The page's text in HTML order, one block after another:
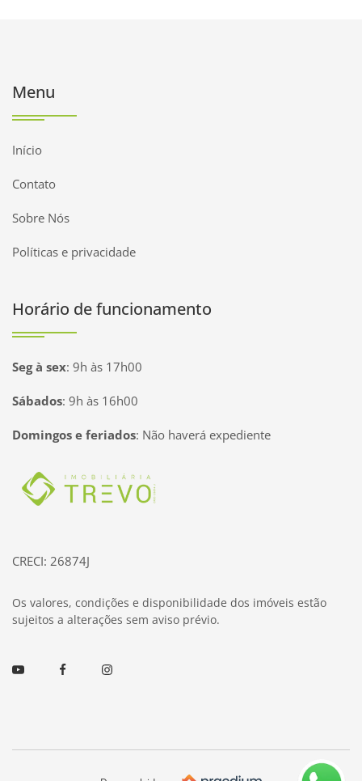
Menu
Início
Contato
Sobre Nós
Políticas e privacidade
Horário de funcionamento
Seg à sex: 9h às 17h00
Sábados: 9h às 16h00
Domingos e feriados: Não haverá expediente
Página inicial
CRECI: 26874J
Os valores, condições e disponibilidade dos imóveis estão
sujeitos a alterações sem aviso prévio.
Youtube FacebookInstagram